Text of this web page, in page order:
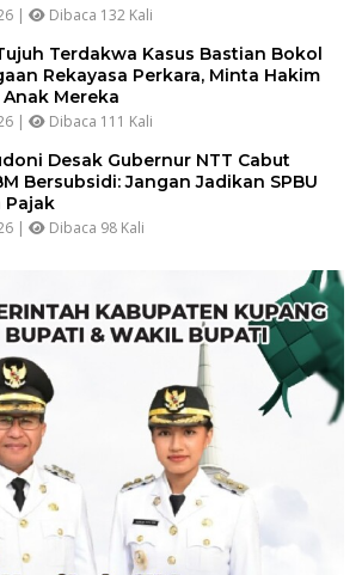
| Dibaca 132 Kali
Terdakwa Kasus Bastian Bokol
Rekayasa Perkara, Minta Hakim
Mereka
| Dibaca 111 Kali
Desak Gubernur NTT Cabut
Bersubsidi: Jangan Jadikan SPBU
Pajak
| Dibaca 98 Kali